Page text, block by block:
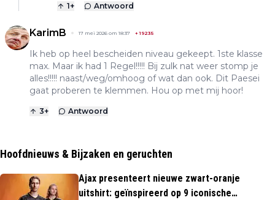
1+ Antwoord
KarimB 17 mei 2026 om 18:37 +19235
Ik heb op heel bescheiden niveau gekeept. 1ste klasse
max. Maar ik had 1 Regel!!!!! Bij zulk nat weer stomp je
alles!!!!! naast/weg/omhoog of wat dan ook. Dit Paesei
gaat proberen te klemmen. Hou op met mij hoor!
3+ Antwoord
Hoofdnieuws & Bijzaken en geruchten
Ajax presenteert nieuwe zwart-oranje
uitshirt: geïnspireerd op 9 iconische